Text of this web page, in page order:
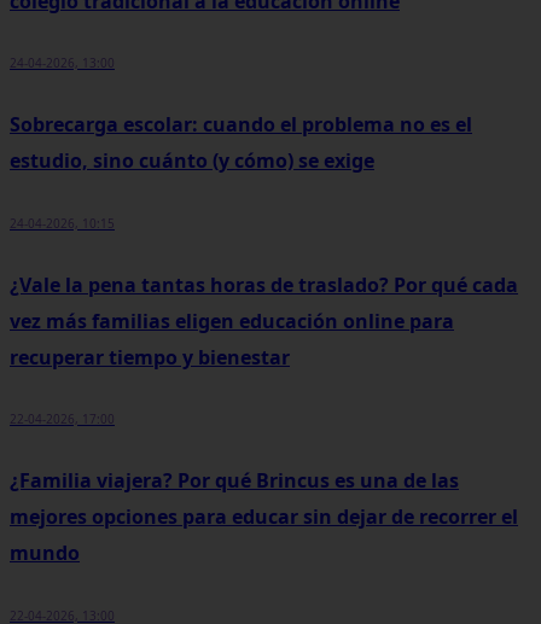
24-04-2026, 13:00
Sobrecarga escolar: cuando el problema no es el
estudio, sino cuánto (y cómo) se exige
24-04-2026, 10:15
¿Vale la pena tantas horas de traslado? Por qué cada
vez más familias eligen educación online para
recuperar tiempo y bienestar
22-04-2026, 17:00
¿Familia viajera? Por qué Brincus es una de las
mejores opciones para educar sin dejar de recorrer el
mundo
22-04-2026, 13:00